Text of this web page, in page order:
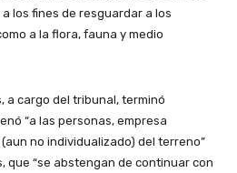
los fines de resguardar a los
a la flora, fauna y medio
a cargo del tribunal, terminó
“a las personas, empresa
no individualizado) del terreno”
que “se abstengan de continuar con